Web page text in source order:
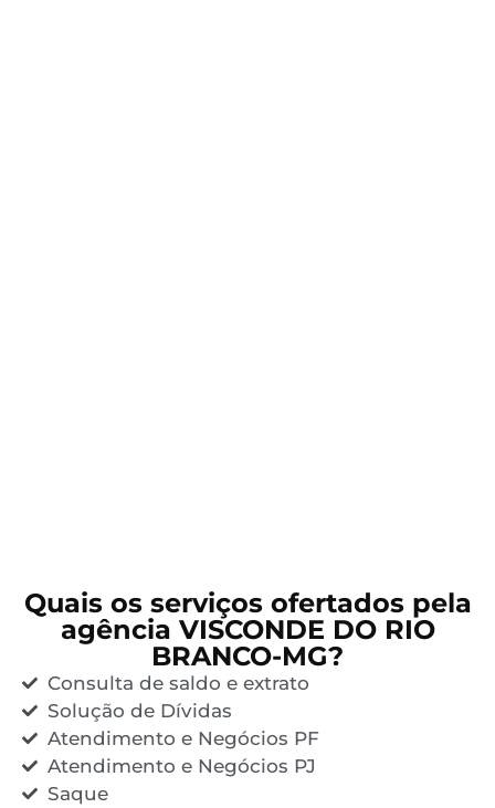
Quais os serviços ofertados pela
agência VISCONDE DO RIO
BRANCO-MG?
Consulta de saldo e extrato
Solução de Dívidas
Atendimento e Negócios PF
Atendimento e Negócios PJ
Saque